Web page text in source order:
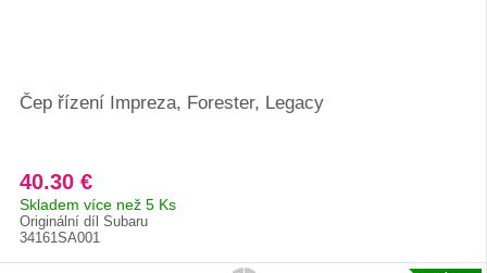
Čep řízení Impreza, Forester, Legacy
40.30 €
Skladem více než 5 Ks
Originální díl Subaru
34161SA001